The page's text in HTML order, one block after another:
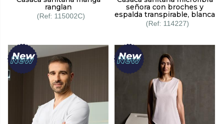
ranglan
115002C
señora con broches y
espalda transpirable, blanca
114227